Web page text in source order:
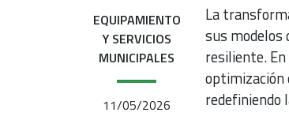
EQUIPAMIENTO
Y SERVICIOS
MUNICIPALES
11/05/2026
La
sus modelos
resiliente.
optimización
redefiniendo